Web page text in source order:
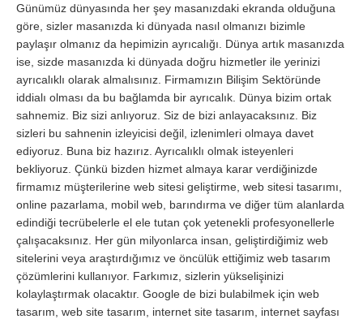
Günümüz dünyasında her şey masanızdaki ekranda olduğuna
göre, sizler masanızda ki dünyada nasıl olmanızı bizimle
paylaşır olmanız da hepimizin ayrıcalığı. Dünya artık masanızda
ise, sizde masanızda ki dünyada doğru hizmetler ile yerinizi
ayrıcalıklı olarak almalısınız. Firmamızın Bilişim Sektöründe
iddialı olması da bu bağlamda bir ayrıcalık. Dünya bizim ortak
sahnemiz. Biz sizi anlıyoruz. Siz de bizi anlayacaksınız. Biz
sizleri bu sahnenin izleyicisi değil, izlenimleri olmaya davet
ediyoruz. Buna biz hazırız. Ayrıcalıklı olmak isteyenleri
bekliyoruz. Çünkü bizden hizmet almaya karar verdiğinizde
firmamız müşterilerine web sitesi geliştirme, web sitesi tasarımı,
online pazarlama, mobil web, barındırma ve diğer tüm alanlarda
edindiği tecrübelerle el ele tutan çok yetenekli profesyonellerle
çalışacaksınız. Her gün milyonlarca insan, geliştirdiğimiz web
sitelerini veya araştırdığımız ve öncülük ettiğimiz web tasarım
çözümlerini kullanıyor. Farkımız, sizlerin yükselişinizi
kolaylaştırmak olacaktır. Google de bizi bulabilmek için web
tasarım, web site tasarım, internet site tasarım, internet sayfası